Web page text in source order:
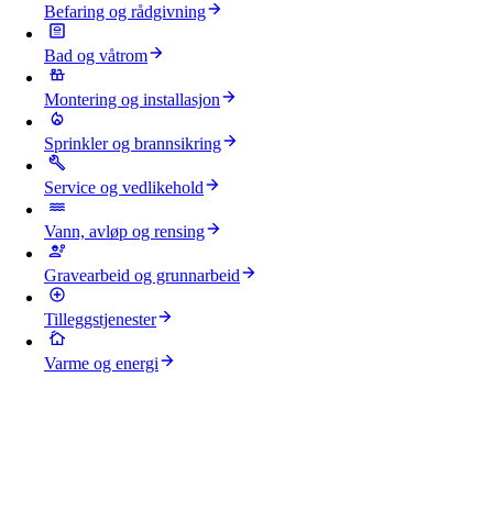
Befaring og rådgivning
Bad og våtrom
Montering og installasjon
Sprinkler og brannsikring
Service og vedlikehold
Vann, avløp og rensing
Gravearbeid og grunnarbeid
Tilleggstjenester
Varme og energi